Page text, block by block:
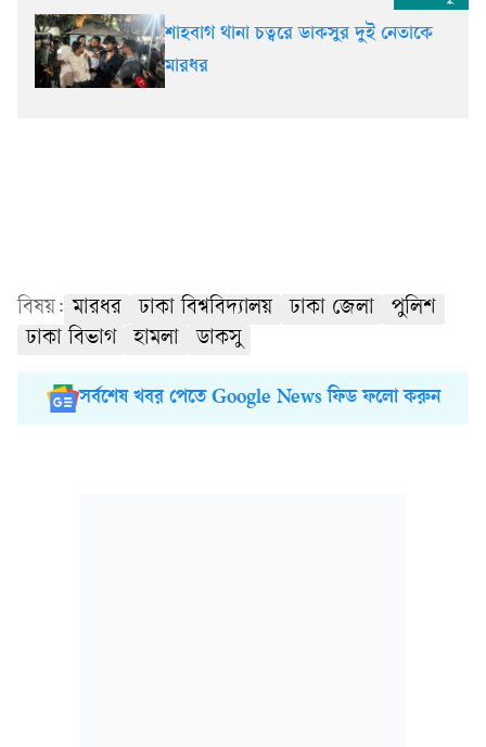
শাহবাগ থানা চত্বরে ডাকসুর দুই নেতাকে
মারধর
বিষয়: মারধর ঢাকা বিশ্ববিদ্যালয় ঢাকা জেলা
পুলিশ
ঢাকা বিভাগ
হামলা ডাকসু
সর্বশেষ খবর পেতে Google News ফিড ফলো করুন